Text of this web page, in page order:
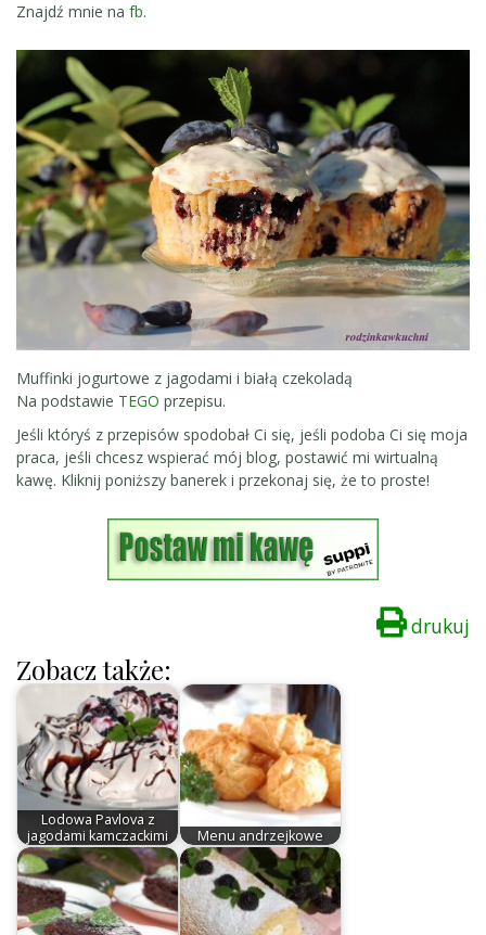
Znajdź mnie na fb.
Muffinki jogurtowe z jagodami i białą czekoladą
Na podstawie TEGO przepisu.
Jeśli któryś z przepisów spodobał Ci się, jeśli podoba Ci się moja
praca, jeśli chcesz wspierać mój blog, postawić mi wirtualną
kawę. Kliknij poniższy banerek i przekonaj się, że to proste!
drukuj
Zobacz także:
Lodowa Pavlova z
jagodami kamczackimi
Menu andrzejkowe